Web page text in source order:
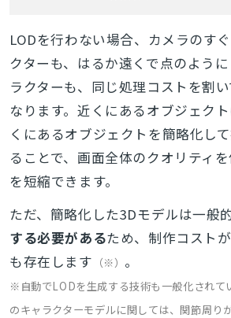
LODを行わない場合、カメラのす
クターも、はるか遠くで点のよう
ラクターも、同じ処理コストを割
なります。近くにあるオブジェク
くにあるオブジェクトを簡略化し
ることで、画面全体のクオリティ
を短縮できます。
ただ、簡略化した3Dモデルは一般
する必要があるため、制作コスト
も存在します （※） 。
※自動でLODを生成する技術も一般化されて
のキャラクターモデルに関しては、関節周り